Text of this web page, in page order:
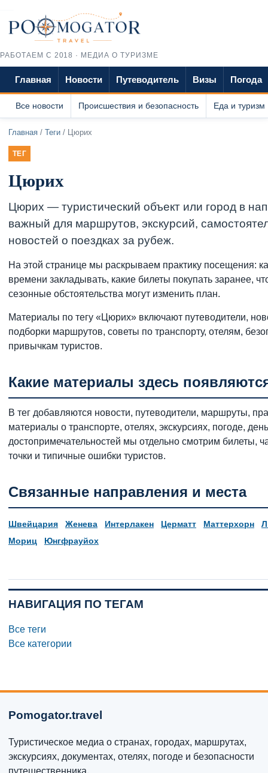
РАБОТАЕМ С 2018 · МЕДИА О ТУРИЗМЕ
Главная Новости Путеводитель Визы Погода
Все новости Происшествия и безопасность Еда и туризм
Главная / Теги / Цюрих
ТЕГ
Цюрих
Цюрих — туристический объект или город в
важный для маршрутов, экскурсий,
новостей о поездках за рубеж.
На этой странице мы раскрываем практику посещения:
времени закладывать, какие билеты покупать заранее,
сезонные обстоятельства могут изменить план.
Материалы по тегу «Цюрих» включают путеводители,
подборки маршрутов, советы по транспорту, отелям,
привычкам туристов.
Какие материалы здесь
В тег добавляются новости, путеводители, маршруты,
материалы о транспорте, отелях, экскурсиях, погоде,
достопримечательностей мы отдельно смотрим билеты,
точки и типичные ошибки туристов.
Связанные направления и места
Швейцария Женева Интерлакен Церматт Маттерхорн
Мориц
Юнгфрауйох
НАВИГАЦИЯ ПО ТЕГАМ
Все теги
Все категории
Pomogator.travel
Туристическое медиа о странах, городах, маршрутах,
экскурсиях, документах, отелях, погоде и безопасности
путешественника.